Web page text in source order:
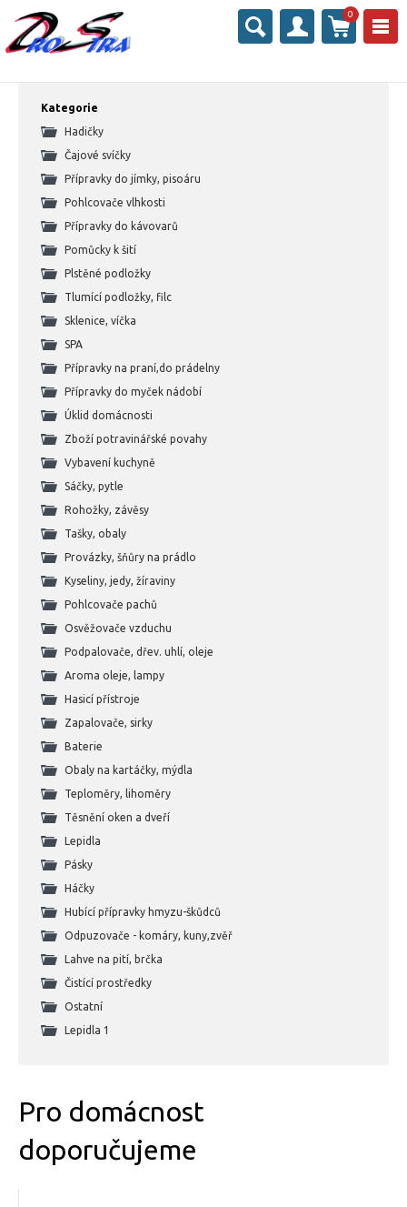
0
Kategorie
Hadičky
Čajové svíčky
Přípravky do jímky, pisoáru
Pohlcovače vlhkosti
Přípravky do kávovarů
Pomůcky k šití
Plstěné podložky
Tlumící podložky, filc
Sklenice, víčka
SPA
Přípravky na praní,do prádelny
Přípravky do myček nádobí
Úklid domácnosti
Zboží potravinářské povahy
Vybavení kuchyně
Sáčky, pytle
Rohožky, závěsy
Tašky, obaly
Provázky, šňůry na prádlo
Kyseliny, jedy, žíraviny
Pohlcovače pachů
Osvěžovače vzduchu
Podpalovače, dřev. uhlí, oleje
Aroma oleje, lampy
Hasicí přístroje
Zapalovače, sirky
Baterie
Obaly na kartáčky, mýdla
Teploměry, lihoměry
Těsnění oken a dveří
Lepidla
Pásky
Háčky
Hubící přípravky hmyzu-škůdců
Odpuzovače - komáry, kuny,zvěř
Lahve na pití, brčka
Čistící prostředky
Ostatní
Lepidla 1
Pro domácnost
doporučujeme